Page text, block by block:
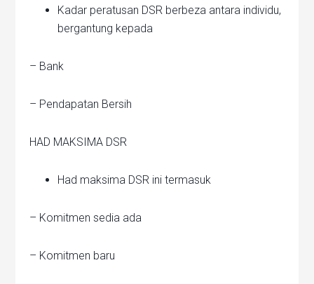
Kadar peratusan DSR berbeza antara individu,
bergantung kepada
– Bank
– Pendapatan Bersih
HAD MAKSIMA DSR
Had maksima DSR ini termasuk
– Komitmen sedia ada
– Komitmen baru